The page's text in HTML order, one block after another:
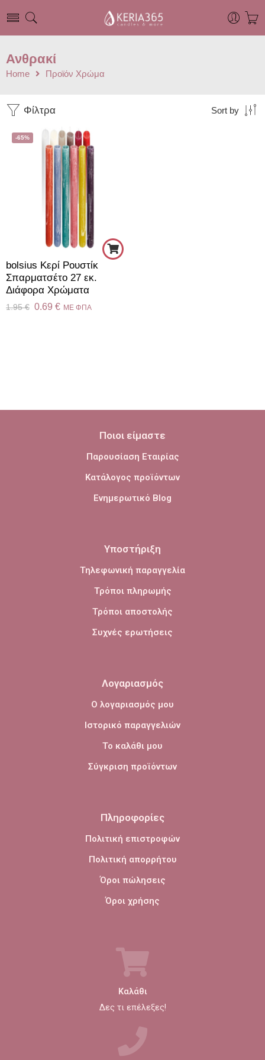
Ανθρακί
Home Προϊόν Χρώμα
Φίλτρα Sort by
-65%
bolsius Κερί Ρουστίκ
Σπαρματσέτο 27 εκ.
Διάφορα Χρώματα
1.95€ 0.69 € ME ΦΠΑ
Ποιοι είμαστε
Παρουσίαση Εταιρίας
Κατάλογος προϊόντων
Ενημερωτικό Blog
Υποστήριξη
Τηλεφωνική παραγγελία
Τρόποι πληρωμής
Τρόποι αποστολής
Συχνές ερωτήσεις
Λογαριασμός
Ο λογαριασμός μου
Ιστορικό παραγγελιών
Το καλάθι μου
Σύγκριση προϊόντων
Πληροφορίες
Πολιτική επιστροφών
Πολιτική απορρήτου
Όροι πώλησεις
Όροι χρήσης
Καλάθι
Δες τι επέλεξες!